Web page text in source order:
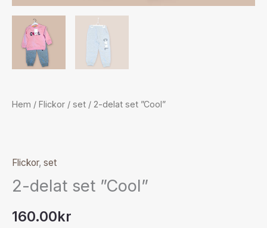
Hem / Flickor / set / 2-delat set ”Cool”
Flickor, set
2-delat set ”Cool”
160.00kr